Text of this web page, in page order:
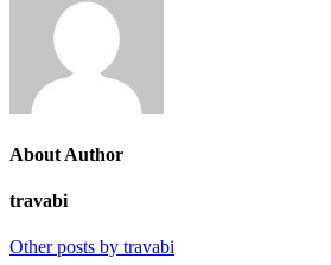
About Author
travabi
Other posts by travabi